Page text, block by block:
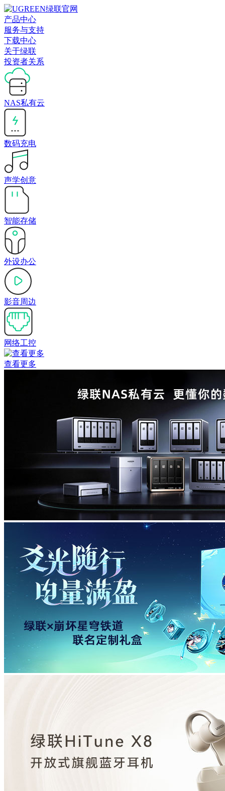
产品中心
服务与支持
下载中心
关于绿联
投资者关系
NAS私有云
数码充电
声学创意
智能存储
外设办公
影音周边
网络工控
查看更多